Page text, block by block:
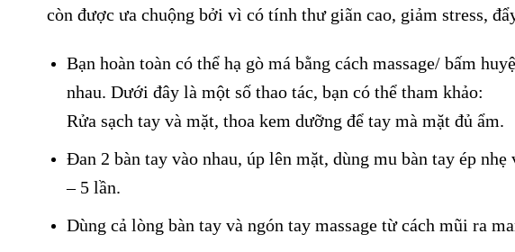
còn được ưa chuộng bởi vì có tính thư giãn cao, giảm stress,
Bạn hoàn toàn có thể hạ gò má bằng cách massage/ bấm
nhau. Dưới đây là một số thao tác, bạn có thể tham khảo:
Rửa sạch tay và mặt, thoa kem dưỡng để tay mà mặt đủ ẩm.
Đan 2 bàn tay vào nhau, úp lên mặt, dùng mu bàn tay ép
– 5 lần.
Dùng cả lòng bàn tay và ngón tay massage từ cách mũi ra